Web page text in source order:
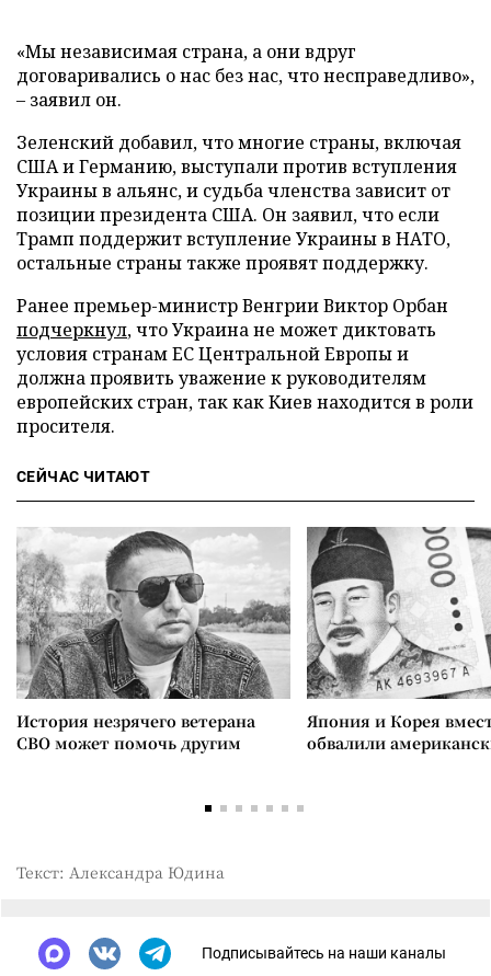
«Мы независимая страна, а они вдруг
договаривались о нас без нас, что несправедливо»,
– заявил он.
Зеленский добавил, что многие страны, включая
США и Германию, выступали против вступления
Украины в альянс, и судьба членства зависит от
позиции президента США. Он заявил, что если
Трамп поддержит вступление Украины в НАТО,
остальные страны также проявят поддержку.
Ранее премьер-министр Венгрии Виктор Орбан
подчеркнул, что Украина не может диктовать
условия странам ЕС Центральной Европы и
должна проявить уважение к руководителям
европейских стран, так как Киев находится в роли
просителя.
СЕЙЧАС ЧИТАЮТ
История незрячего ветерана
СВО может помочь другим
Япония и Корея
обвалили
Текст: Александра Юдина
Подписывайтесь на наши каналы